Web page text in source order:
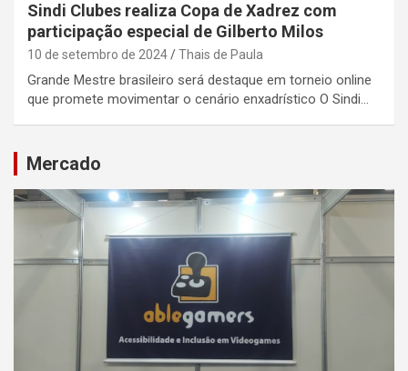
Sindi Clubes realiza Copa de Xadrez com
participação especial de Gilberto Milos
10 de setembro de 2024 Thais de Paula
Grande Mestre brasileiro será destaque em torneio online
que promete movimentar o cenário enxadrístico O Sindi…
Mercado